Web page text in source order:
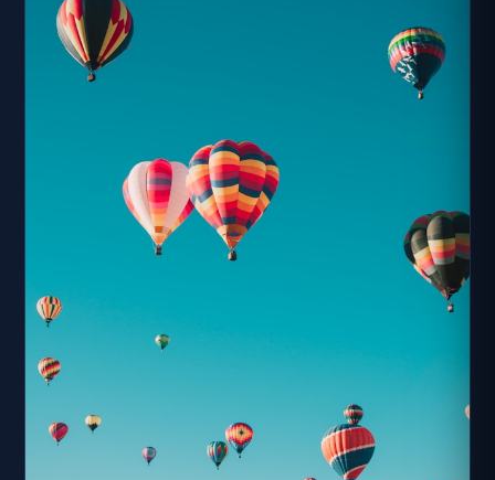
「移山路」開通後，原來從蘇澳到南方澳唯一通行的「蘇南
公路」因路況較曲折而頓成閒置道路，如今，「蘇南公路」
已變成地方人士主要的運動步道，坐落於半山腰的「獅子公
園」居高臨下、俯視太平洋，為觀賞蘇澳港、南方澳跨港大